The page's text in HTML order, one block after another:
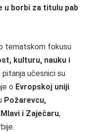
u borbi za titulu pab
tematskom fokusu
kulturu, nauku i
pitanja učesnici su
o Evropskoj uniji.
Požarevcu,
i Zaječaru,